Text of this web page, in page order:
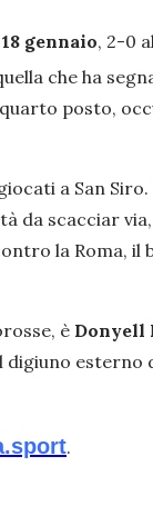
gennaio, 2-0
che ha
posto,
a San
scacciar
la Roma,
è Donyell
esterno
.